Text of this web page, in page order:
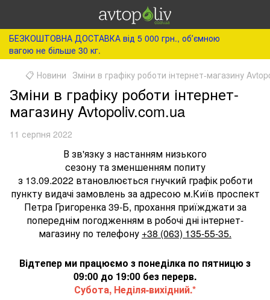
БЕЗКОШТОВНА ДОСТАВКА від 5 000 грн., обʼємною
вагою не більше 30 кг.
📋 Новини Зміни в графіку роботи інтернет-магазину
Зміни в графіку роботи інтернет-
магазину Avtopoliv.com.ua
11 серпня 2022
В зв'язку з настанням низького
сезону та зменшенням попиту
з 13.09.2022 втановлюється гнучкий графік роботи
пункту видачі замовлень за адресою м.Київ проспект
Петра Григоренка 39-Б, прохання приїжджати за
попереднім погодженням в робочі дні інтернет-
магазину по телефону +38 (063) 135-55-35.
Відтепер ми працюємо з понеділка по пятницю з
09:00 до 19:00 без перерв.
Субота, Неділя-вихідний.*